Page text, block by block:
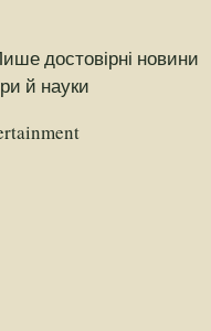
достовірні новини
й науки